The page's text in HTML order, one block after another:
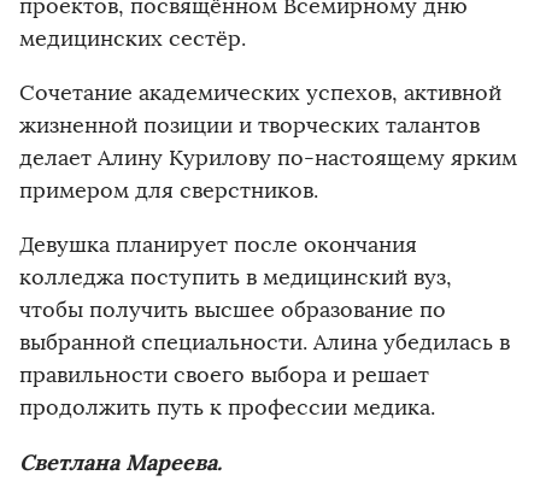
проектов, посвящённом Всемирному дню
медицинских сестёр.
Сочетание академических успехов, активной
жизненной позиции и творческих талантов
делает Алину Курилову по-настоящему ярким
примером для сверстников.
Девушка планирует после окончания
колледжа поступить в медицинский вуз,
чтобы получить высшее образование по
выбранной специальности. Алина убедилась в
правильности своего выбора и решает
продолжить путь к профессии медика.
Светлана Мареева.